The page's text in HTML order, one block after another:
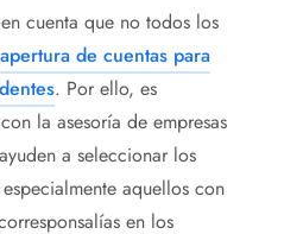
cuenta que no todos los
apertura de cuentas para
. Por ello, es
la asesoría de empresas
a seleccionar los
aquellos con
en los